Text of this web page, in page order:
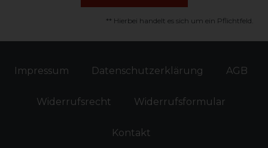
** Hierbei handelt es sich um ein Pflichtfeld.
Impressum Daten­schutz­erklärung AGB
Widerrufs­recht Widerrufs­formular
Kontakt